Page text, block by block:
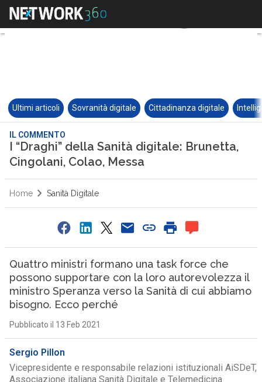
Ultimi articoli Sovranità digitale Cittadinanza digitale
IL COMMENTO
I “Draghi” della Sanità digitale: Brunetta,
Cingolani, Colao, Messa
Home Sanità Digitale
Quattro ministri formano una task force che
possono supportare con la loro autorevolezza il
ministro Speranza verso la Sanità di cui abbiamo
bisogno. Ecco perché
Pubblicato il 13 Feb 2021
Sergio Pillon
Vicepresidente e responsabile relazioni istituzionali AiSDeT,
Associazione italiana Sanità Digitale e Telemedicina